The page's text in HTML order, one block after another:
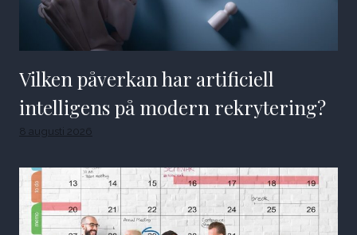
Vilken påverkan har artificiell
intelligens på modern rekrytering?
8 augusti 2026